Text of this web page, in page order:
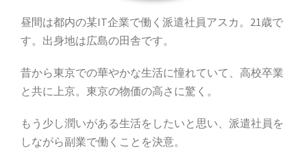
昼間は都内の某IT企業で働く派遣社員アスカ。21歳で
す。出身地は広島の田舎です。
昔から東京での華やかな生活に憧れていて、高校卒業
と共に上京。東京の物価の高さに驚く。
もう少し潤いがある生活をしたいと思い、派遣社員を
しながら副業で働くことを決意。